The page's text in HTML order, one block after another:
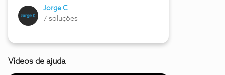
Jorge C
7 soluções
Vídeos de ajuda